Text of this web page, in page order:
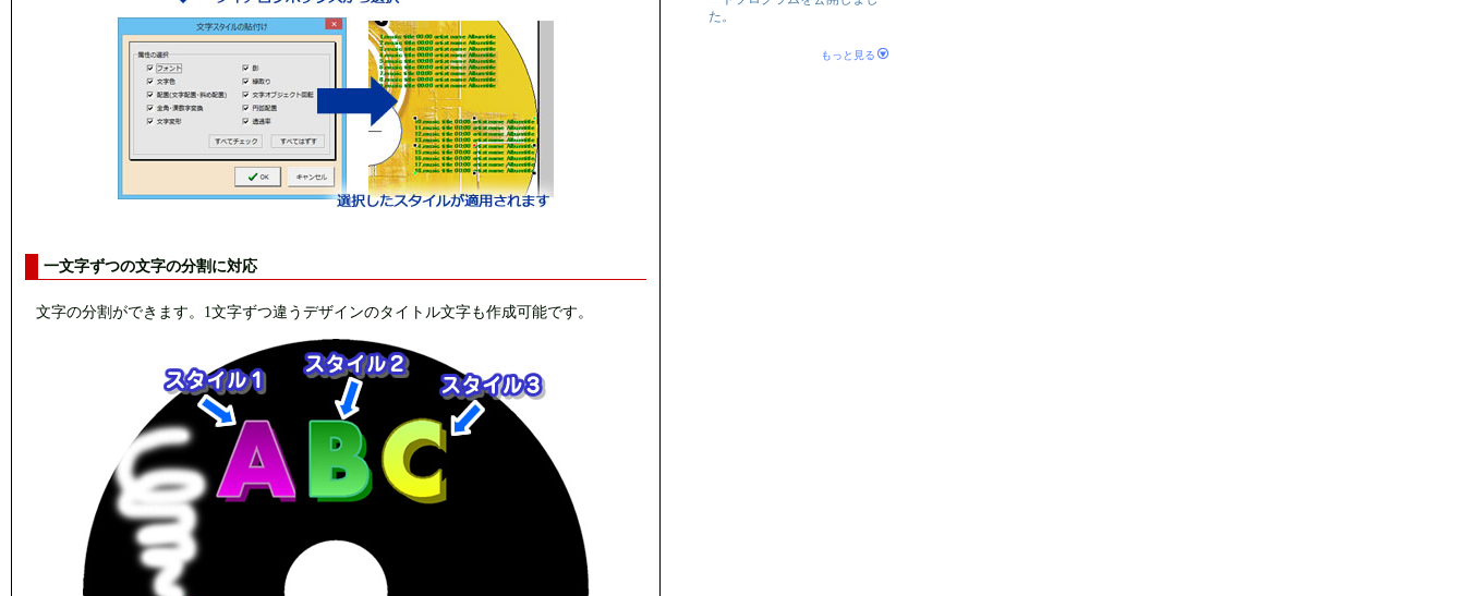
た。
もっと見る
一文字ずつの文字の分割に対応
文字の分割ができます。1文字ずつ違うデザインのタイトル文字も作成可能です。